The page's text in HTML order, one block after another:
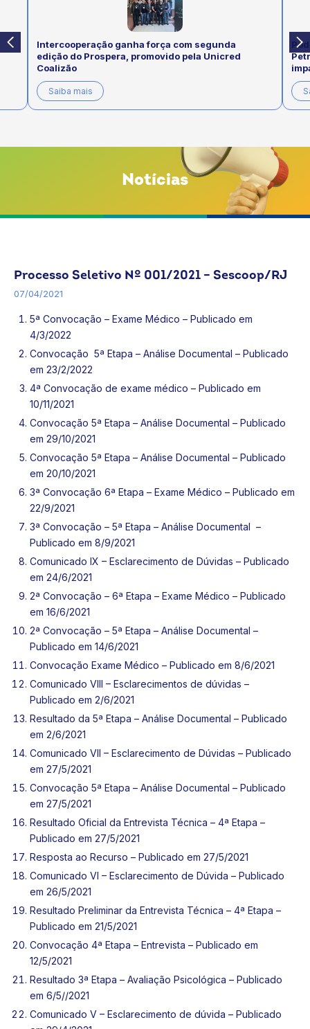
Intercooperação ganha força com segunda
edição do Prospera, promovido pela Unicred
Coalizão
Saiba mais
Notícias
Processo Seletivo Nº 001/2021 – Sescoop/RJ
07/04/2021
5ª Convocação – Exame Médico – Publicado em
4/3/2022
Convocação 5ª Etapa – Análise Documental – Publicado
em 23/2/2022
4ª Convocação de exame médico – Publicado em
10/11/2021
Convocação 5ª Etapa – Análise Documental – Publicado
em 29/10/2021
Convocação 5ª Etapa – Análise Documental – Publicado
em 20/10/2021
3ª Convocação 6ª Etapa – Exame Médico – Publicado em
22/9/2021
3ª Convocação – 5ª Etapa – Análise Documental –
Publicado em 8/9/2021
Comunicado IX – Esclarecimento de Dúvidas – Publicado
em 24/6/2021
2ª Convocação – 6ª Etapa – Exame Médico – Publicado
em 16/6/2021
2ª Convocação – 5ª Etapa – Análise Documental –
Publicado em 14/6/2021
Convocação Exame Médico – Publicado em 8/6/2021
Comunicado VIII – Esclarecimentos de dúvidas –
Publicado em 2/6/2021
Resultado da 5ª Etapa – Análise Documental – Publicado
em 2/6/2021
Comunicado VII – Esclarecimento de Dúvidas – Publicado
em 27/5/2021
Convocação 5ª Etapa – Análise Documental – Publicado
em 27/5/2021
Resultado Oficial da Entrevista Técnica – 4ª Etapa –
Publicado em 27/5/2021
Resposta ao Recurso – Publicado em 27/5/2021
Comunicado VI – Esclarecimento de Dúvida – Publicado
em 26/5/2021
Resultado Preliminar da Entrevista Técnica – 4ª Etapa –
Publicado em 21/5/2021
Convocação 4ª Etapa – Entrevista – Publicado em
12/5/2021
Resultado 3ª Etapa – Avaliação Psicológica – Publicado
em 6/5//2021
Comunicado V – Esclarecimento de dúvida – Publicado